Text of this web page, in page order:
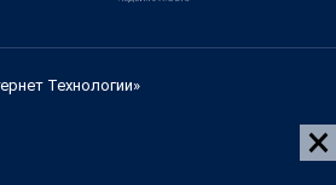
Технологии»